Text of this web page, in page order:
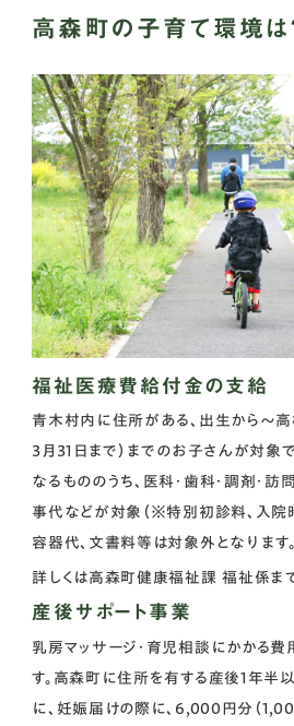
高森町の子育て環境は
福祉医療費給付金の支給
青木村内に住所がある、出生から～
3月31日まで）までのお子さんが対象
なるもののうち、医科・歯科・調剤・
事代などが対象（※特別初診料、入院
容器代、文書料等は対象外となります。
詳しくは高森町健康福祉課 福祉係ま
産後サポート事業
乳房マッサージ・育児相談にかかる費
す。高森町に住所を有する産後1年半
に、妊娠届けの際に、6,000円分（